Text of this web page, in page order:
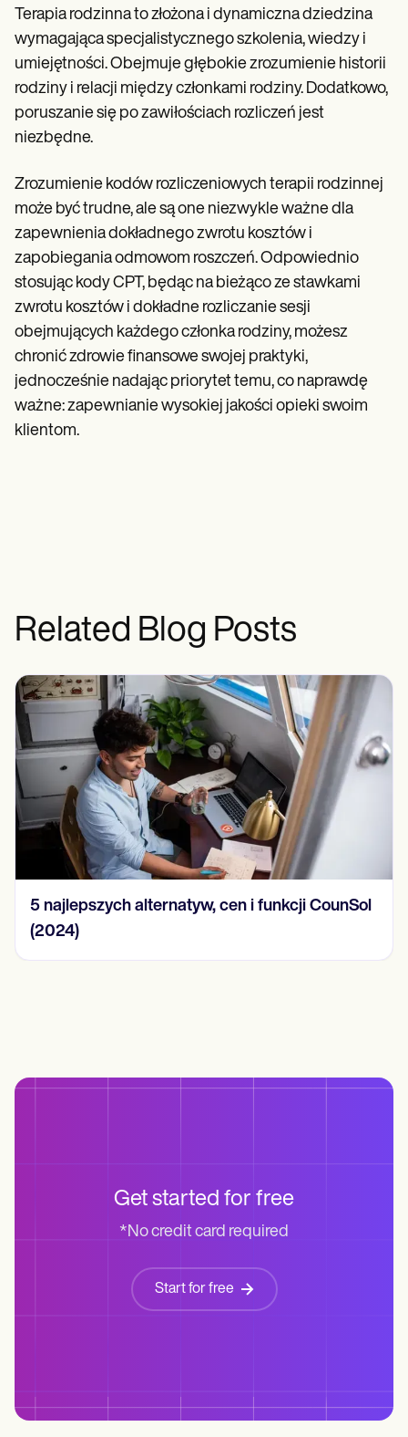
Terapia rodzinna to złożona i dynamiczna dziedzina
wymagająca specjalistycznego szkolenia, wiedzy i
umiejętności. Obejmuje głębokie zrozumienie historii
rodziny i relacji między członkami rodziny. Dodatkowo,
poruszanie się po zawiłościach rozliczeń jest
niezbędne.
Zrozumienie kodów rozliczeniowych terapii rodzinnej
może być trudne, ale są one niezwykle ważne dla
zapewnienia dokładnego zwrotu kosztów i
zapobiegania odmowom roszczeń. Odpowiednio
stosując kody CPT, będąc na bieżąco ze stawkami
zwrotu kosztów i dokładne rozliczanie sesji
obejmujących każdego członka rodziny, możesz
chronić zdrowie finansowe swojej praktyki,
jednocześnie nadając priorytet temu, co naprawdę
ważne: zapewnianie wysokiej jakości opieki swoim
klientom.
Related Blog Posts
15 przykładów notatek SOAP w 2024 r
Get started for free
*No credit card required
Start for free